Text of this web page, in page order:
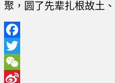
聚，圆了先辈扎根故土
Facebook
Twitter
WeChat